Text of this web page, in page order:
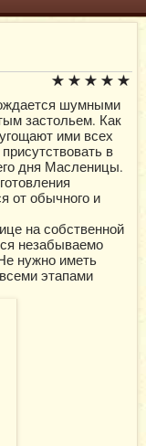
шумными
застольем. Как
ими всех
в
дня Масленицы.
от обычного и
на собственной
незабываемо
нужно иметь
этапами